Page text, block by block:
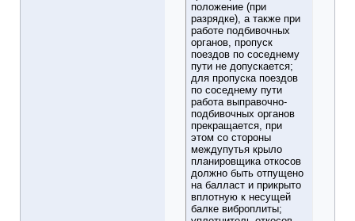
положение (при
разрядке), а также при
работе подбивочных
органов, пропуск
поездов по соседнему
пути не допускается;
для пропуска поездов
по соседнему пути
работа выправочно-
подбивочных органов
прекращается, при
этом со стороны
междупутья крыло
планировщика откосов
должно быть отпущено
на балласт и прикрыто
вплотную к несущей
балке виброплиты;